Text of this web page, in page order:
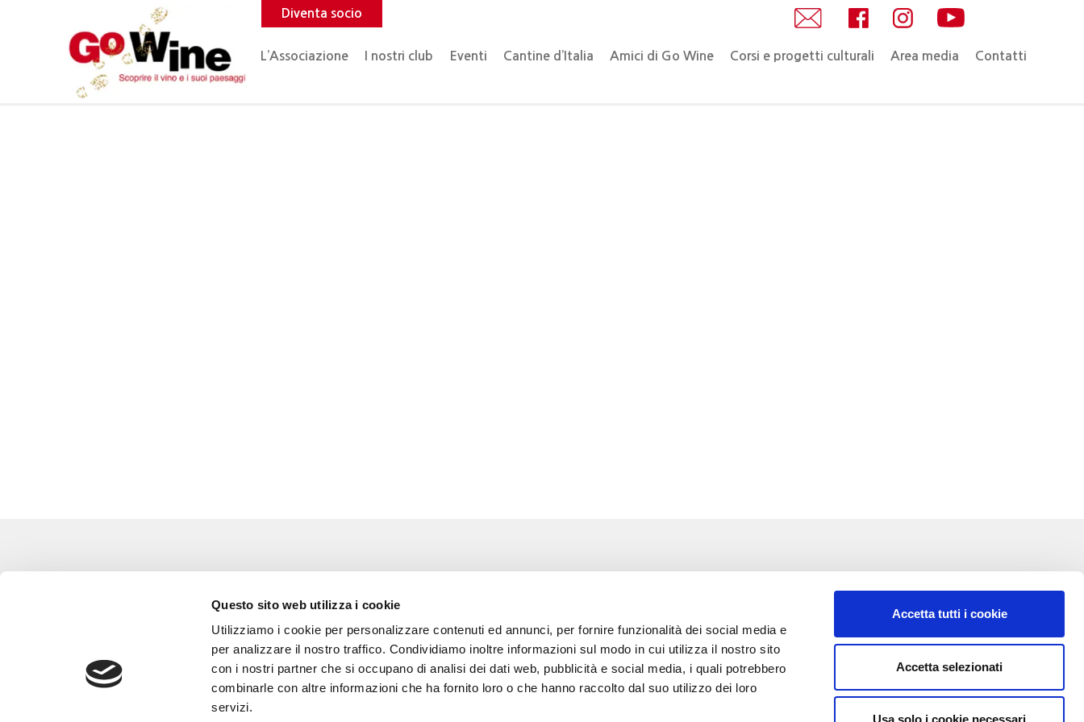
Questo sito web utilizza i cookie
Utilizziamo i cookie per personalizzare contenuti ed annunci, per fornire funzionalità dei social media e
per analizzare il nostro traffico. Condividiamo inoltre informazioni sul modo in cui utilizza il nostro sito
con i nostri partner che si occupano di analisi dei dati web, pubblicità e social media, i quali potrebbero
combinarle con altre informazioni che ha fornito loro o che hanno raccolto dal suo utilizzo dei loro
servizi.
Accetta tutti i cookie
Accetta selezionati
Usa solo i cookie necessari
Diventa socio
L’Associazione I nostri club Eventi Cantine d’Italia Amici di Go Wine Corsi e progetti culturali Area media Contatti
Corsi e Progetti culturali
Cookie policy
L’associazione
Gli amici di Go Wine
Area stampa
12051 Alba (Cn)
tel. +39 0173 364631
Codice fiscale e P.IVA: